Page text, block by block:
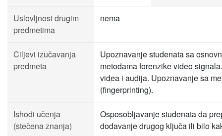
Uslovljnost drugim
predmetima
nema
Ciljevi izučavanja
predmeta
Upoznavanje studenata sa
metodama forenzike video
videa i audija. Upoznavanje sa
(fingerprinting).
Ishodi učenja
(stečena znanja)
Osposobljavanje studenata da
dodavanje drugog ključa ili bilo